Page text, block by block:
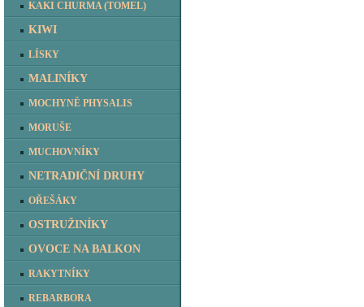
KAKI CHURMA (TOMEL)
KIWI
LÍSKY
MALINÍKY
MOCHYNĚ PHYSALIS
MORUŠE
MUCHOVNÍKY
NETRADIČNÍ DRUHY
OŘEŠÁKY
OSTRUŽINÍKY
OVOCE NA BALKON
RAKYTNÍKY
REBARBORA